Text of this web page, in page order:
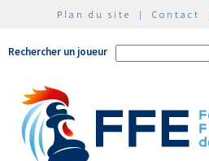
Plan du site | Contact
Rechercher un joueur